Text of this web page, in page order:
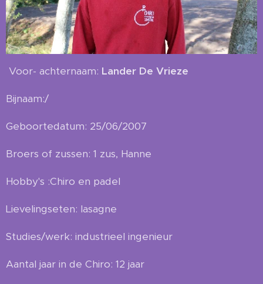
Voor- achternaam: Lander De Vrieze
Bijnaam:/
Geboortedatum: 25/06/2007
Broers of zussen: 1 zus, Hanne
Hobby's :Chiro en padel
Lievelingseten: lasagne
Studies/werk: industrieel ingenieur
Aantal jaar in de Chiro: 12 jaar